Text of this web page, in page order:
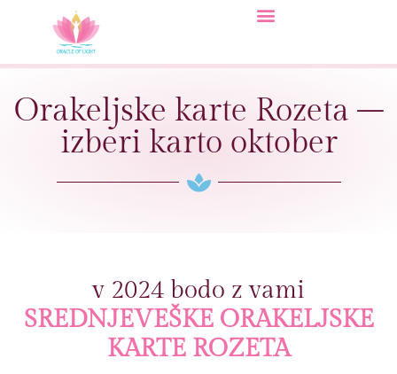
Orakeljske karte Rozeta –
izberi karto oktober
v 2024 bodo z vami
SREDNJEVEŠKE ORAKELJSKE
KARTE ROZETA